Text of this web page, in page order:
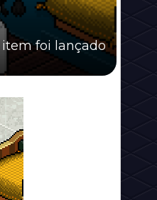
item foi lançado